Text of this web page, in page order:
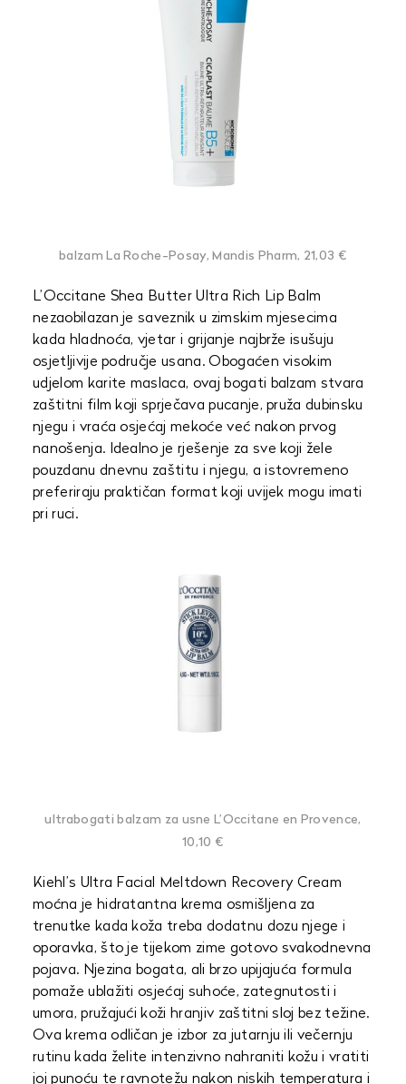
balzam La Roche-Posay, Mandis Pharm, 21,03 €
L’Occitane Shea Butter Ultra Rich Lip Balm
nezaobilazan je saveznik u zimskim mjesecima
kada hladnoća, vjetar i grijanje najbrže isušuju
osjetljivije područje usana. Obogaćen visokim
udjelom karite maslaca, ovaj bogati balzam stvara
zaštitni film koji sprječava pucanje, pruža dubinsku
njegu i vraća osjećaj mekoće već nakon prvog
nanošenja. Idealno je rješenje za sve koji žele
pouzdanu dnevnu zaštitu i njegu, a istovremeno
preferiraju praktičan format koji uvijek mogu imati
pri ruci.
ultrabogati balzam za usne L’Occitane en Provence,
10,10 €
Kiehl’s Ultra Facial Meltdown Recovery Cream
moćna je hidratantna krema osmišljena za
trenutke kada koža treba dodatnu dozu njege i
oporavka, što je tijekom zime gotovo svakodnevna
pojava. Njezina bogata, ali brzo upijajuća formula
pomaže ublažiti osjećaj suhoće, zategnutosti i
umora, pružajući koži hranjiv zaštitni sloj bez težine.
Ova krema odličan je izbor za jutarnju ili večernju
rutinu kada želite intenzivno nahraniti kožu i vratiti
joj punoću te ravnotežu nakon niskih temperatura i